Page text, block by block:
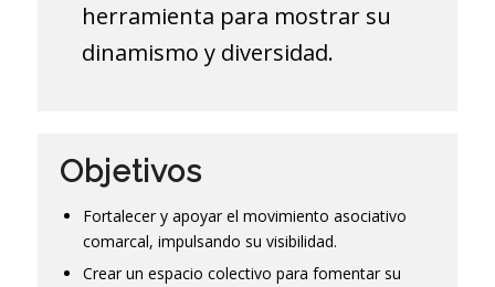
herramienta para mostrar su
dinamismo y diversidad.
Objetivos
Fortalecer y apoyar el movimiento asociativo
comarcal, impulsando su visibilidad.
Crear un espacio colectivo para fomentar su